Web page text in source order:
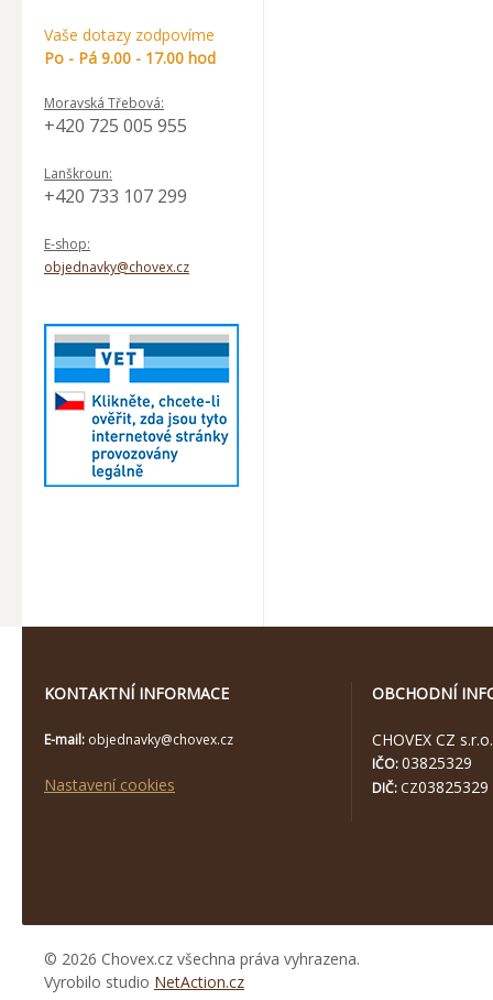
Vaše dotazy zodpovíme
Po - Pá 9.00 - 17.00 hod
Moravská Třebová:
+420 725 005 955
Lanškroun:
+420 733 107 299
E-shop:
objednavky@chovex.cz
KONTAKTNÍ INFORMACE
E-mail: objednavky@chovex.cz
Nastavení cookies
OBCHODNÍ
CHOVEX CZ s.r.o.
IČO:03825329
DIČ: CZ03825329
© 2026 Chovex.cz všechna práva vyhrazena.
Vyrobilo studio NetAction.cz